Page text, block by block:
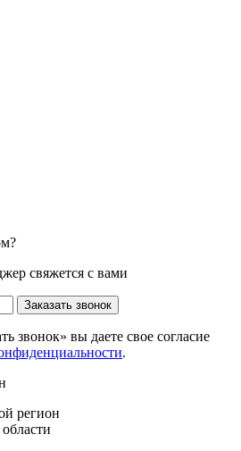
свяжется с вами
Заказать звонок
звонок» вы даете свое согласие
.
регион